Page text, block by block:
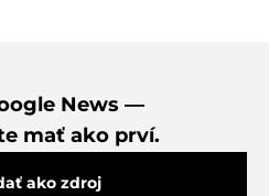
News —
mať ako prví.
ako zdroj